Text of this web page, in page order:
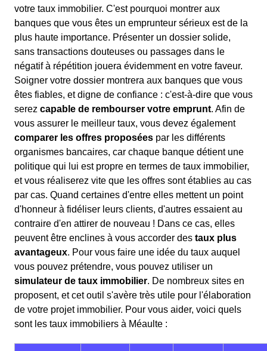
votre taux immobilier. C'est pourquoi montrer aux
banques que vous êtes un emprunteur sérieux est de la
plus haute importance. Présenter un dossier solide,
sans transactions douteuses ou passages dans le
négatif à répétition jouera évidemment en votre faveur.
Soigner votre dossier montrera aux banques que vous
êtes fiables, et digne de confiance : c'est-à-dire que vous
serez capable de rembourser votre emprunt. Afin de
vous assurer le meilleur taux, vous devez également
comparer les offres proposées par les différents
organismes bancaires, car chaque banque détient une
politique qui lui est propre en termes de taux immobilier,
et vous réaliserez vite que les offres sont établies au cas
par cas. Quand certaines d'entre elles mettent un point
d'honneur à fidéliser leurs clients, d'autres essaient au
contraire d'en attirer de nouveau ! Dans ce cas, elles
peuvent être enclines à vous accorder des taux plus
avantageux. Pour vous faire une idée du taux auquel
vous pouvez prétendre, vous pouvez utiliser un
simulateur de taux immobilier. De nombreux sites en
proposent, et cet outil s'avère très utile pour l'élaboration
de votre projet immobilier. Pour vous aider, voici quels
sont les taux immobiliers à Méaulte :